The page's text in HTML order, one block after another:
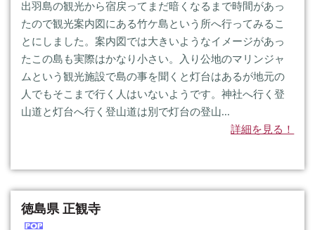
出羽島の観光から宿戻ってまだ暗くなるまで時間があっ
たので観光案内図にある竹ケ島という所へ行ってみるこ
とにしました。案内図では大きいようなイメージがあっ
たこの島も実際はかなり小さい。入り公地のマリンジャ
ムという観光施設で島の事を聞くと灯台はあるが地元の
人でもそこまで行く人はいないようです。神社へ行く登
山道と灯台へ行く登山道は別で灯台の登山...
詳細を見る！
徳島県 正観寺